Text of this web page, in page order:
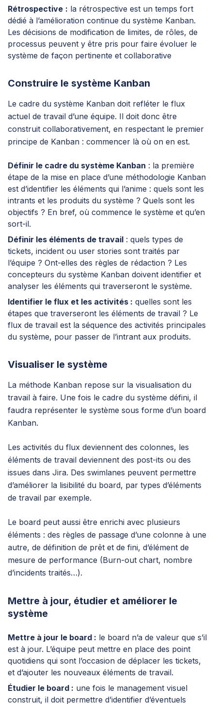
Rétrospective : la rétrospective est un temps fort
dédié à l’amélioration continue du système Kanban.
Les décisions de modification de limites, de rôles, de
processus peuvent y être pris pour faire évoluer le
système de façon pertinente et collaborative
Construire le système Kanban
Le cadre du système Kanban doit refléter le flux
actuel de travail d’une équipe. Il doit donc être
construit collaborativement, en respectant le premier
principe de Kanban : commencer là où on en est.
Définir le cadre du système Kanban : la première
étape de la mise en place d’une méthodologie Kanban
est d’identifier les éléments qui l’anime : quels sont les
intrants et les produits du système ? Quels sont les
objectifs ? En bref, où commence le système et qu’en
sort-il.
Définir les éléments de travail : quels types de
tickets, incident ou user stories sont traités par
l’équipe ? Ont-elles des règles de rédaction ? Les
concepteurs du système Kanban doivent identifier et
analyser les éléments qui traverseront le système.
Identifier le flux et les activités : quelles sont les
étapes que traverseront les éléments de travail ? Le
flux de travail est la séquence des activités principales
du système, pour passer de l’intrant aux produits.
Visualiser le système
La méthode Kanban repose sur la visualisation du
travail à faire. Une fois le cadre du système défini, il
faudra représenter le système sous forme d’un board
Kanban.
Les activités du flux deviennent des colonnes, les
éléments de travail deviennent des post-its ou des
issues dans Jira. Des swimlanes peuvent permettre
d’améliorer la lisibilité du board, par types d’éléments
de travail par exemple.
Le board peut aussi être enrichi avec plusieurs
éléments : des règles de passage d’une colonne à une
autre, de définition de prêt et de fini, d’élément de
mesure de performance (Burn-out chart, nombre
d’incidents traités…).
Mettre à jour, étudier et améliorer le
système
Mettre à jour le board : le board n’a de valeur que s’il
est à jour. L’équipe peut mettre en place des point
quotidiens qui sont l’occasion de déplacer les tickets,
et d’ajouter les nouveaux éléments de travail.
Étudier le board : une fois le management visuel
construit, il doit permettre d’identifier d’éventuels